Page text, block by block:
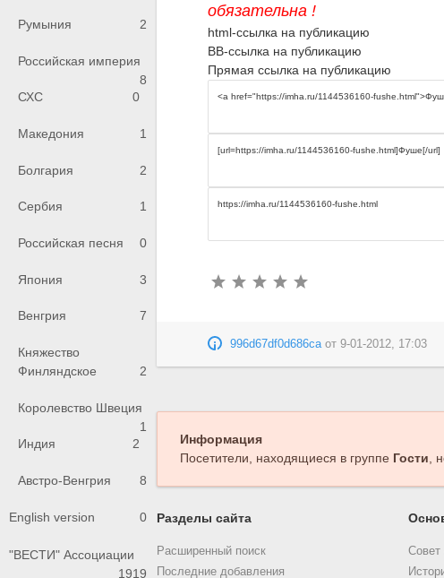
Румыния 2
Российская империя
8
СХС
0
Македония 1
Болгария 2
Сербия 1
Российская песня 0
Япония 3
Венгрия 7
Княжество
Финляндское
2
Королевство Швеция
1
Индия
2
Австро-Венгрия 8
English version 0
"ВЕСТИ" Ассоциации
1919
обязательна !
html-ссылка на публикацию
BB-ссылка на публикацию
Прямая ссылка на публикацию
996d67df0d686caот9-01-2012, 17:03
Информация
Посетители, находящиеся в группе Гости,
Разделы сайта
Расширенный поиск
Последние добавления
Совет